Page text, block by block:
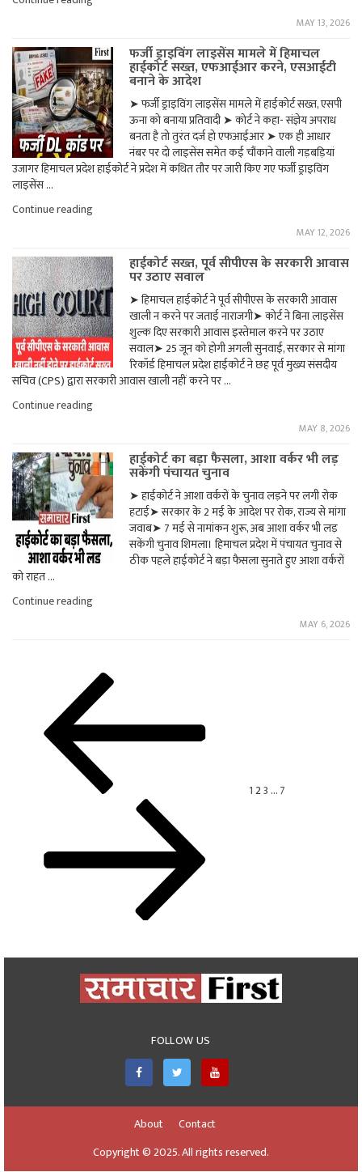
गायनी
OPD
शिफ्टिंग
पर
लगाई
रोक"
MAY 13, 2026
फर्जी ड्राइविंग लाइसेंस मामले में हिमाचल
हाईकोर्ट सख्त, एफआईआर करने, एसआईटी
बनाने के आदेश
➤ फर्जी ड्राइविंग लाइसेंस मामले में हाईकोर्ट सख्त, एसपी
ऊना को बनाया प्रतिवादी ➤ कोर्ट ने कहा- संज्ञेय अपराध
बनता है तो तुरंत दर्ज हो एफआईआर ➤ एक ही आधार
नंबर पर दो लाइसेंस समेत कई चौंकाने वाली गड़बड़ियां
उजागर हिमाचल प्रदेश हाईकोर्ट ने प्रदेश में कथित तौर पर जारी किए गए फर्जी ड्राइविंग
लाइसेंस …
Continue reading"फर्जी
में
हिमाचल
हाईकोर्ट
सख्त,
एफआईआर
करने,
एसआईटी
बनाने
के
आदेश"
MAY 12, 2026
हाईकोर्ट सख्त, पूर्व सीपीएस के सरकारी आवास
पर उठाए सवाल
➤ हिमाचल हाईकोर्ट ने पूर्व सीपीएस के सरकारी आवास
खाली न करने पर जताई नाराजगी➤ कोर्ट ने बिना लाइसेंस
शुल्क दिए सरकारी आवास इस्तेमाल करने पर उठाए
सवाल➤ 25 जून को होगी अगली सुनवाई, सरकार से मांगा
रिकॉर्ड हिमाचल प्रदेश हाईकोर्ट ने छह पूर्व मुख्य संसदीय
सचिव (CPS) द्वारा सरकारी आवास खाली नहीं करने पर …
Continue reading"हाईकोर्ट
के
सरकारी
आवास
पर
उठाए
MAY 8, 2026
हाईकोर्ट का बड़ा फैसला, आशा वर्कर भी लड़
सकेंगी पंचायत चुनाव
➤ हाईकोर्ट ने आशा वर्करों के चुनाव लड़ने पर लगी रोक
हटाई➤ सरकार के 2 मई के आदेश पर रोक, राज्य से मांगा
जवाब➤ 7 मई से नामांकन शुरू, अब आशा वर्कर भी लड़
सकेंगी चुनाव शिमला। हिमाचल प्रदेश में पंचायत चुनाव से
ठीक पहले हाईकोर्ट ने बड़ा फैसला सुनाते हुए आशा वर्करों
को राहत …
Continue reading"हाईकोर्ट
भी
लड़
सकेंगी
पंचायत
MAY 6, 2026
pagination
123 …7
FOLLOW US
About
Contact
Copyright © 2025. All rights reserved.